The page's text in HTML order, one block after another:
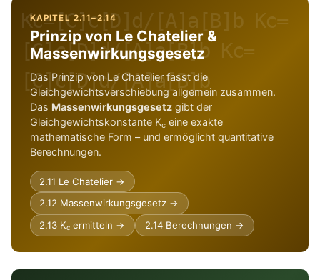
Kc=[C]c[D]d/[A]a[B]b Kc=
[C]c[D]d/[A]a[B]b Kc=
[C]c[D]d/[A]a[B]b
KAPITEL 2.11–2.14
Prinzip von Le Chatelier &
Massenwirkungsgesetz
Das Prinzip von Le Chatelier fasst die
Gleichgewichtsverschiebung allgemein zusammen.
Das Massenwirkungsgesetzgibt der
Gleichgewichtskonstante Kceine exakte
mathematische Form – und ermöglicht quantitative
Berechnungen.
2.11 Le Chatelier →
2.12 Massenwirkungsgesetz →
2.13 Kc ermitteln → 2.14 Berechnungen →